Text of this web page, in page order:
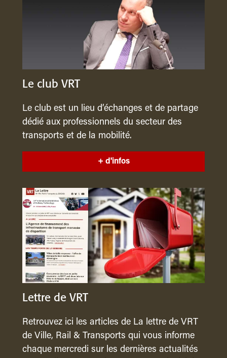
Le club VRT
Le club est un lieu d’échanges et de partage
dédié aux professionnels du secteur des
transports et de la mobilité.
+ d'infos
Lettre de VRT
Retrouvez ici les articles de La lettre de VRT
de Ville, Rail & Transports qui vous informe
chaque mercredi sur les dernières actualités